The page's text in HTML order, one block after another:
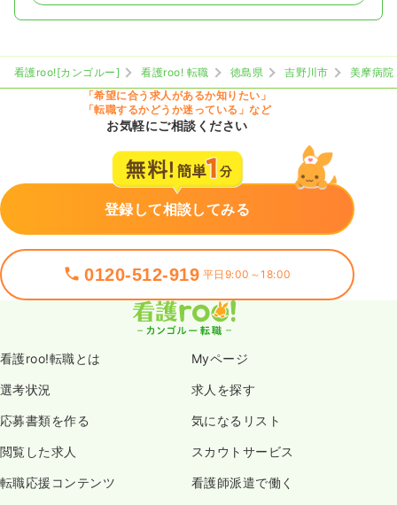
看護roo![カンゴルー] 看護roo! 転職 徳島県 吉野川市
美摩病院
「希望に合う求人があるか知りたい」
「転職するかどうか迷っている」など
お気軽にご相談ください
登録して相談してみる
0120-512-919 平日9:00～18:00
看護roo!転職とは Myページ
選考状況 求人を探す
応募書類を作る 気になるリスト
閲覧した求人 スカウトサービス
転職応援コンテンツ 看護師派遣で働く